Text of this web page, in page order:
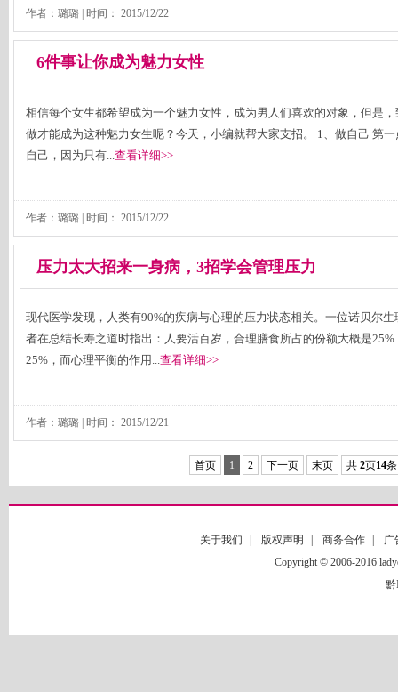
作者：璐璐 | 时间： 2015/12/22
6件事让你成为魅力女性
相信每个女生都希望成为一个魅力女性，成为男人们喜欢的对象，但是
做才能成为这种魅力女生呢？今天，小编就帮大家支招。 1、做自己 第
自己，因为只有...查看详细>>
作者：璐璐 | 时间： 2015/12/22
压力太大招来一身病，3招学会管理压力
现代医学发现，人类有90%的疾病与心理的压力状态相关。一位诺贝尔生
者在总结长寿之道时指出：人要活百岁，合理膳食所占的份额大概是25%
25%，而心理平衡的作用...查看详细>>
作者：璐璐 | 时间： 2015/12/21
首页 1 2 下一页 末页 共 2页14条
关于我们 版权声明 商务合作
广
Copyright © 2006-2016
黔